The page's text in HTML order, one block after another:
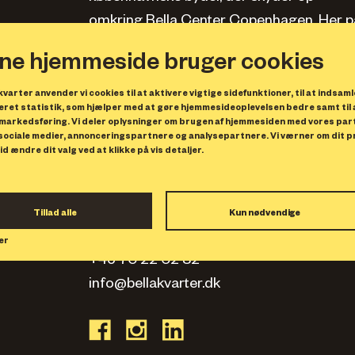
hjemmeside bruger cookies
anvender vi cookies til at aktivere vigtige sidefunktioner, til at
statistik, som hjælper med at gøre hjemmesideoplevelsen bedre samt til
Vi deler oplysninger om brugen af hjemmesiden med vores
medier, annonceringspartnere og analysepartnere. Vi værner om dit
ændre dit valg ved at klikke på vis detaljer.
Tillad alle Kun nødvendige
omkring Bella Center Copenhagen. Her
og erhverv samt opleve, hvad der sker.
Privatlivspolitik
Bellakvarter Projektselskab A/S
Center Boulevard 9
+45 70 22 02 82
info@bellakvarter.dk